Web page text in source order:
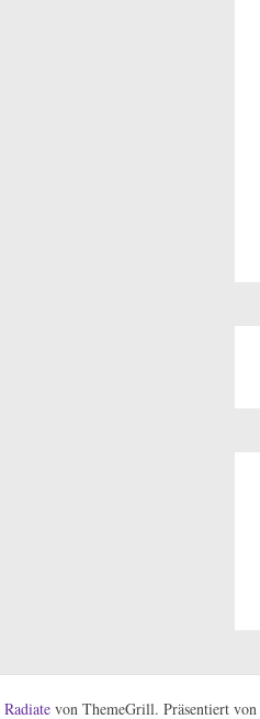
Radiatevon ThemeGrill. Präsentiert von